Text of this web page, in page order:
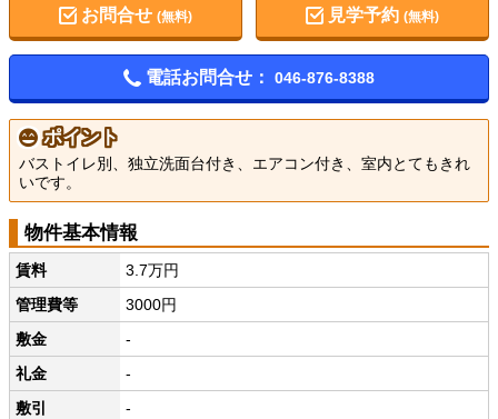
お問合せ (無料) 見学予約(無料)
電話お問合せ： 046-876-8388
ポイント
バストイレ別、独立洗面台付き、エアコン付き、室内とてもきれ
いです。
物件基本情報
賃料
3.7万円
管理費等
3000円
敷金
-
礼金
-
敷引
-